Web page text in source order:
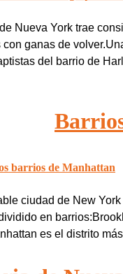
Nueva York trae
con ganas de
del barrio de
ciudad de New
en
es el distrito